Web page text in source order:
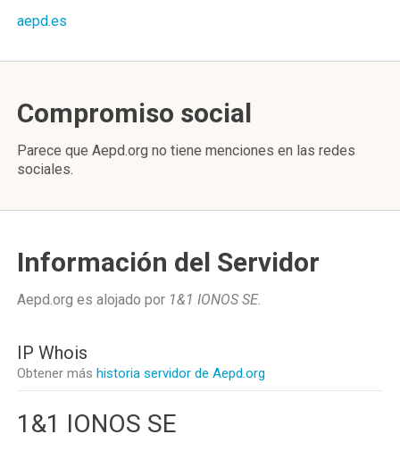
aepd.es
Compromiso social
Parece que Aepd.org no tiene menciones en las redes
sociales.
Información del Servidor
Aepd.org es alojado por 1&1 IONOS SE.
IP Whois
Obtener más historia servidor de Aepd.org
1&1 IONOS SE